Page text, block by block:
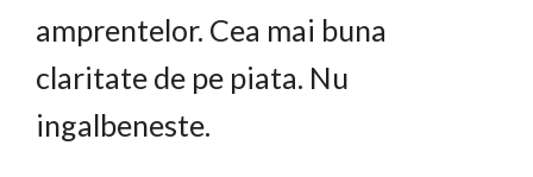
amprentelor. Cea mai buna
claritate de pe piata. Nu
ingalbeneste.